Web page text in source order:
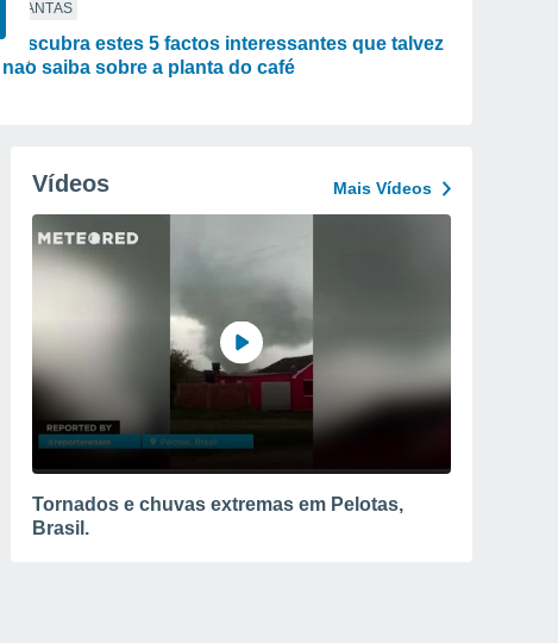
PLANTAS
Descubra estes 5 factos interessantes que talvez
não saiba sobre a planta do café
Vídeos Mais Vídeos
Tornados e chuvas extremas em Pelotas,
Brasil.